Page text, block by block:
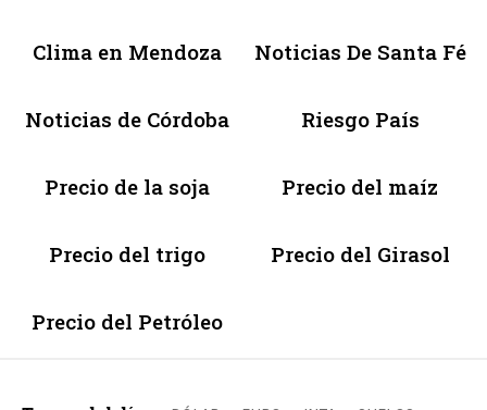
Clima en Mendoza Noticias De Santa Fé
Noticias de Córdoba Riesgo País
Precio de la soja Precio del maíz
Precio del trigo Precio del Girasol
Precio del Petróleo